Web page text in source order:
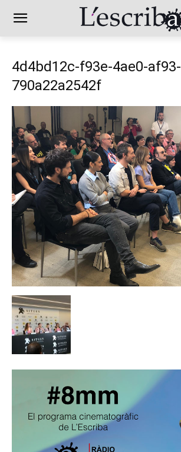
4d4bd12c-f93e-4ae0-af93-
790a22a2542f